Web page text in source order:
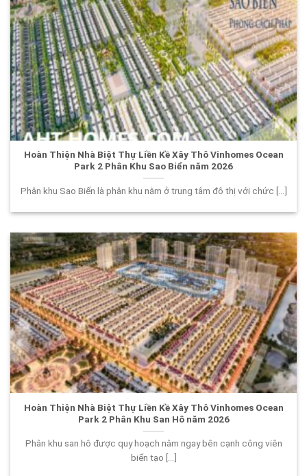
Hoàn Thiện Nhà Biệt Thự Liền Kề Xây Thô Vinhomes Ocean
Park 2 Phân Khu Sao Biển năm 2026
Phân khu Sao Biển là phân khu nằm ở trung tâm đô thị với chức [...]
Hoàn Thiện Nhà Biệt Thự Liền Kề Xây Thô Vinhomes Ocean
Park 2 Phân Khu San Hô năm 2026
Phân khu san hô được quy hoạch nằm ngay bên cạnh công viên
biển tạo [...]